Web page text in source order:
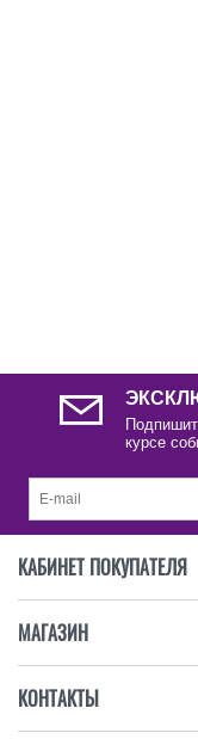
курсе
КАБИНЕТ ПОКУПАТЕЛЯ
МАГАЗИН
КОНТАКТЫ